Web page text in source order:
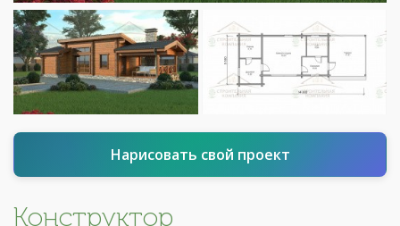
Нарисовать свой проект
Конструктор